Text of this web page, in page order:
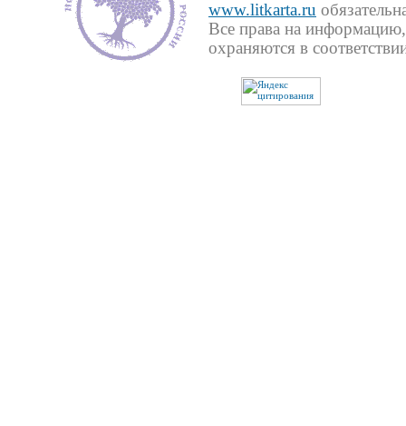
www.litkarta.ru
Все права на
охраняются в